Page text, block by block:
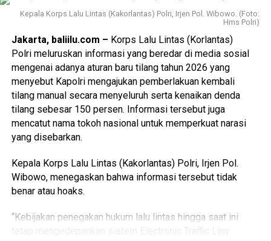
Kepala Korps Lalu Lintas (Kakorlantas) Polri, Irjen Pol. Wibowo. (Foto:
Hms Polri)
Jakarta, baliilu.com – Korps Lalu Lintas (Korlantas)
Polri meluruskan informasi yang beredar di media sosial
mengenai adanya aturan baru tilang tahun 2026 yang
menyebut Kapolri mengajukan pemberlakuan kembali
tilang manual secara menyeluruh serta kenaikan denda
tilang sebesar 150 persen. Informasi tersebut juga
mencatut nama tokoh nasional untuk memperkuat narasi
yang disebarkan.
Kepala Korps Lalu Lintas (Kakorlantas) Polri, Irjen Pol.
Wibowo, menegaskan bahwa informasi tersebut tidak
benar atau hoaks.
“Kebijakan penegakan hukum lalu lintas hingga saat ini